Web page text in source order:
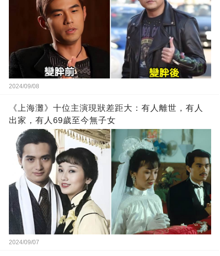
2024/09/08
《上海灘》十位主演現狀差距大：有人離世，有人
出家，有人69歲至今無子女
2024/09/07